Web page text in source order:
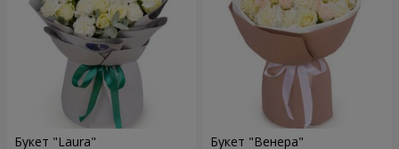
Букет "Laura" Букет "Венера"